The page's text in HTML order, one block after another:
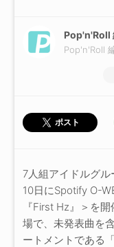
Pop'n'Roll
Pop'n'Roll
ポスト
7人組アイドルグ
10日にSpotify O-
『First Hz』＞を
場で、未発表曲を
ートメントである